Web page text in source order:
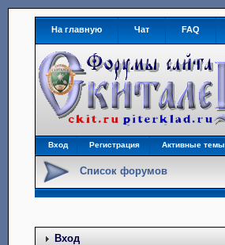
На главную Чат FAQ
Вход Регистрация Активные темы
Список форумов
Вход